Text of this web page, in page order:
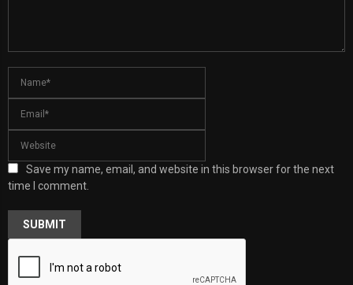
Save my name, email, and website in this browser for the next
time I comment.